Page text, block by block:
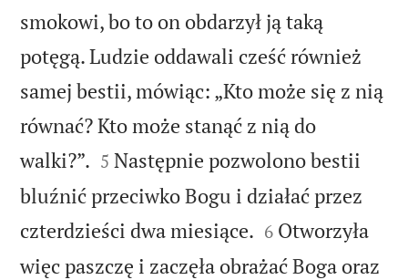
smokowi, bo to on obdarzył ją taką
potęgą. Ludzie oddawali cześć również
samej bestii, mówiąc: „Kto może się z nią
równać? Kto może stanąć z nią do
walki?”. 

5 Następnie pozwolono bestii
bluźnić przeciwko Bogu i działać przez
czterdzieści dwa miesiące. 

6 Otworzyła
więc paszczę i zaczęła obrażać Boga oraz